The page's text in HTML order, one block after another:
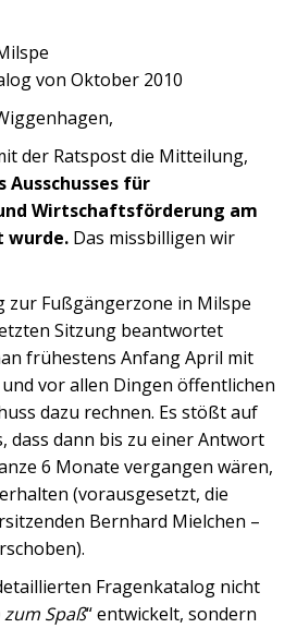
von Oktober 2010
der Ratspost die Mitteilung,
Ausschusses für
Wirtschaftsförderung am
wurde. Das missbilligen wir
zur Fußgängerzone in Milspe
Sitzung beantwortet
frühestens Anfang April mit
vor allen Dingen öffentlichen
dazu rechnen. Es stößt auf
dass dann bis zu einer Antwort
6 Monate vergangen wären,
(vorausgesetzt, die
Bernhard Mielchen –
Fragenkatalog nicht
Spaß“ entwickelt, sondern